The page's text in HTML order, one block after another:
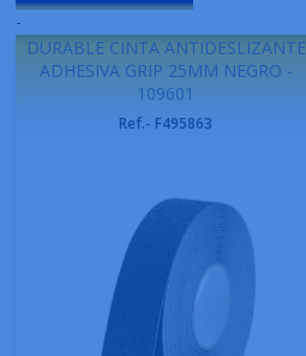
-
DURABLE CINTA ANTIDESLIZANTE
ADHESIVA GRIP 25MM NEGRO -
109601
Ref.- F495863